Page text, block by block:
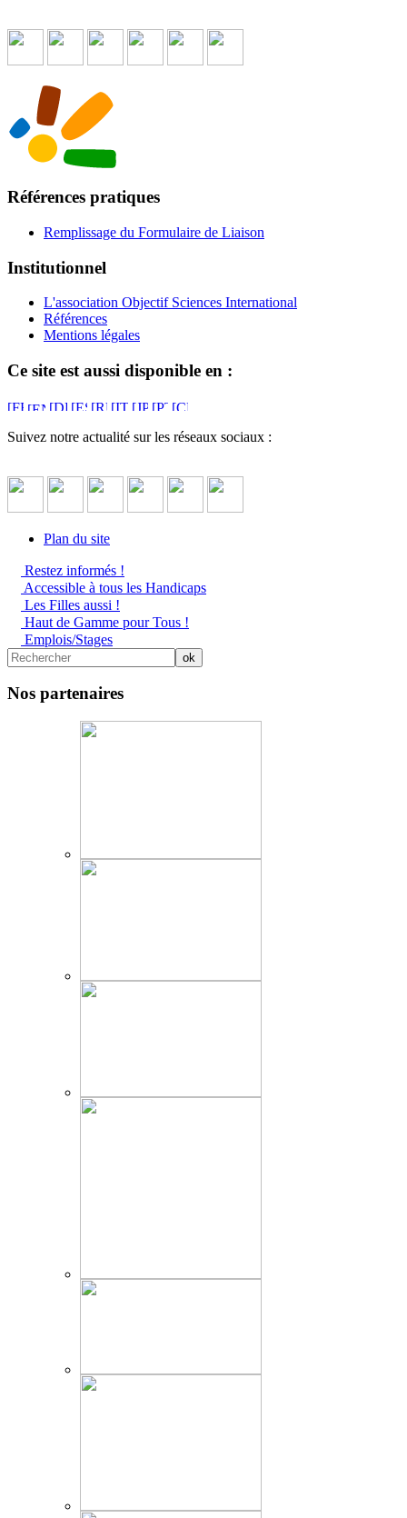
Références pratiques
Remplissage du Formulaire de Liaison
Institutionnel
L'association Objectif Sciences International
Références
Mentions légales
Ce site est aussi disponible en :
Suivez notre actualité sur les réseaux sociaux :
Plan du site
Restez informés !
Accessible à tous les Handicaps
Les Filles aussi !
Haut de Gamme pour Tous !
Emplois/Stages
Nos partenaires